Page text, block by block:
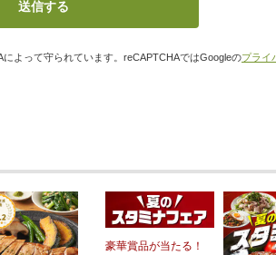
によって守られています。reCAPTCHAではGoogleのプライ
豪華賞品が当たる！